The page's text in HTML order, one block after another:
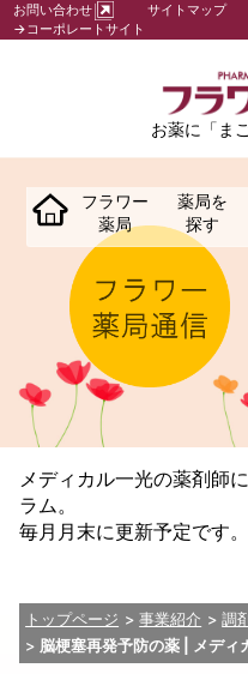
お薬に「ま
フラワー
薬局
薬局を
探す
お問い合わせ
サイトマップ
→コーポレートサイト
メディカル一光の薬剤師
ラム。
毎月月末に更新予定です。
トップページ 事業紹介 調
脳梗塞再発予防の薬 | メディ